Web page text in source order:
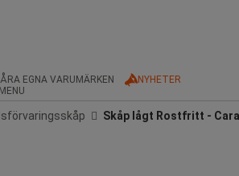
EGNA VARUMÄRKEN NYHETER
Skåp lågt Rostfritt -